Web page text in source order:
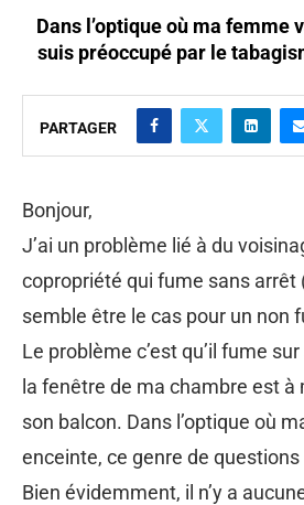
Dans l’optique où ma femme
suis préoccupé par le
PARTAGER
Bonjour,
J’ai un problème lié à du
copropriété qui fume sans arrêt
semble être le cas pour un non
Le problème c’est qu’il fume
la fenêtre de ma chambre est à
son balcon. Dans l’optique où
enceinte, ce genre de
Bien évidemment, il n’y a